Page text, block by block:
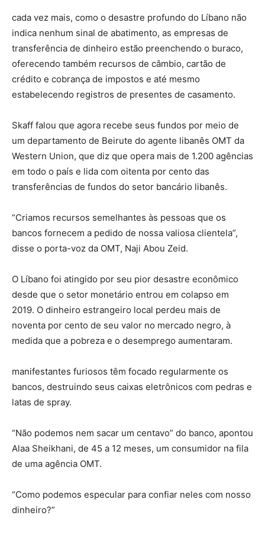
cada vez mais, como o desastre profundo do Líbano não
indica nenhum sinal de abatimento, as empresas de
transferência de dinheiro estão preenchendo o buraco,
oferecendo também recursos de câmbio, cartão de
crédito e cobrança de impostos e até mesmo
estabelecendo registros de presentes de casamento.
Skaff falou que agora recebe seus fundos por meio de
um departamento de Beirute do agente libanês OMT da
Western Union, que diz que opera mais de 1.200 agências
em todo o país e lida com oitenta por cento das
transferências de fundos do setor bancário libanês.
“Criamos recursos semelhantes às pessoas que os
bancos fornecem a pedido de nossa valiosa clientela”,
disse o porta-voz da OMT, Naji Abou Zeid.
O Líbano foi atingido por seu pior desastre econômico
desde que o setor monetário entrou em colapso em
2019. O dinheiro estrangeiro local perdeu mais de
noventa por cento de seu valor no mercado negro, à
medida que a pobreza e o desemprego aumentaram.
manifestantes furiosos têm focado regularmente os
bancos, destruindo seus caixas eletrônicos com pedras e
latas de spray.
“Não podemos nem sacar um centavo” do banco, apontou
Alaa Sheikhani, de 45 a 12 meses, um consumidor na fila
de uma agência OMT.
“Como podemos especular para confiar neles com nosso
dinheiro?”